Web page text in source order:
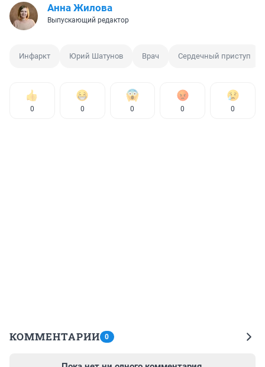
Анна Жилова
Выпускающий редактор
Инфаркт Юрий Шатунов Врач Сердечный приступ
0 0 0 0 0
КОММЕНТАРИИ 0